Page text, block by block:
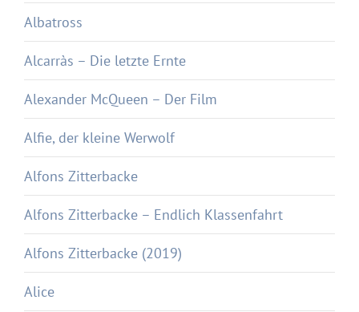
Albatross
Alcarràs – Die letzte Ernte
Alexander McQueen – Der Film
Alfie, der kleine Werwolf
Alfons Zitterbacke
Alfons Zitterbacke – Endlich Klassenfahrt
Alfons Zitterbacke (2019)
Alice